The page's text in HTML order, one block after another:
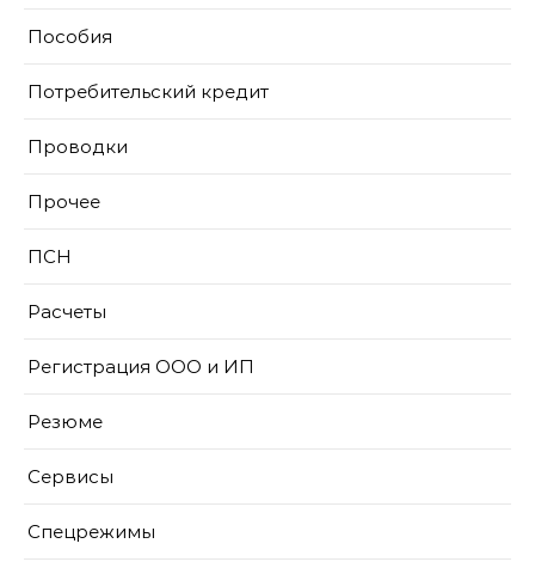
Пособия
Потребительский кредит
Проводки
Прочее
ПСН
Расчеты
Регистрация ООО и ИП
Резюме
Сервисы
Спецрежимы